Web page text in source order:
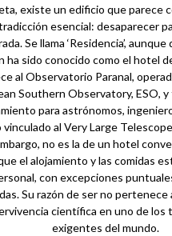
existe un edificio que parece
esencial: desaparecer
Se llama ‘Residencia’,
ha sido conocido como el hotel
al Observatorio Paranal,
Southern Observatory, ESO,
para astrónomos,
al Very Large
no es la de un hotel
el alojamiento y las comidas
con excepciones
Su razón de ser no pertenece
científica en uno de los
exigentes del mundo.